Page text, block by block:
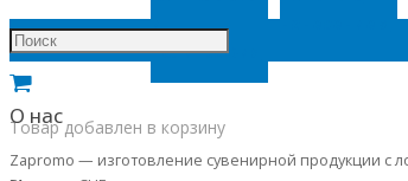
Товардобавлен в корзину
и
полиграфия
О нас
Zapromo — изготовление сувенирной продукции с